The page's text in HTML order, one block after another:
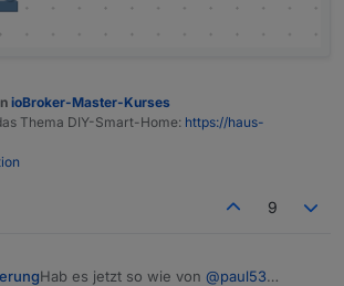
ioBroker-Master-Kurses
Thema DIY-Smart-Home: https://haus-
9
Hab es jetzt so wie von @paul53